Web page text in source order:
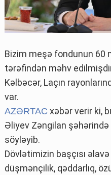
Bizim meşə fondunun 60
tərəfindən məhv
Kəlbəcər, Laçın
var.
AZƏRTAC xəbər verir ki,
Əliyev Zəngilan
söyləyib.
Dövlətimizin başçısı
düşmənçilik, qəddarlıq,